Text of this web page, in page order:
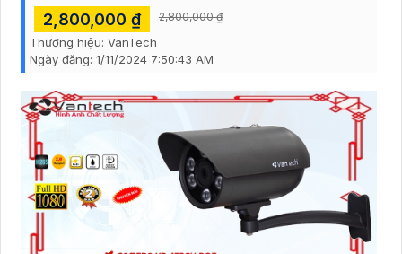
2,800,000 ₫ 2,800,000 ₫
Thương hiệu: VanTech
Ngày đăng: 1/11/2024 7:50:43 AM